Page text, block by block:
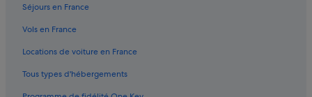
Chevilly-Larue : hôtels Hôtels historiques
Chevilly-Larue : hôtels Hôtels d’aventure
Chevilly-Larue : hôtels Hôtels pas chers
Chevilly-Larue : hôtels
Séjours en France
Vols en France
Locations de voiture en France
Tous types d'hébergements